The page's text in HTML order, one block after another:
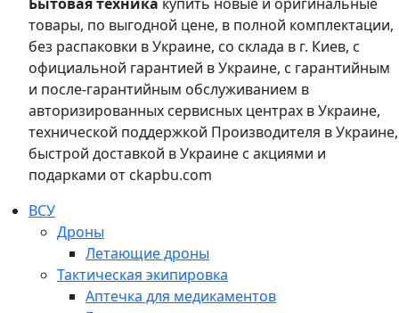
товары, по выгодной цене, в полной комплектации,
без распаковки в Украине, со склада в г. Киев, с
официальной гарантией в Украине, с гарантийным
и после-гарантийным обслуживанием в
авторизированных сервисных центрах в Украине,
технической поддержкой Производителя в Украине,
быстрой доставкой в Украине с акциями и
подарками от ckapbu.com
ВСУ
Дроны
Летающие дроны
Тактическая экипировка
Аптечка для медикаментов